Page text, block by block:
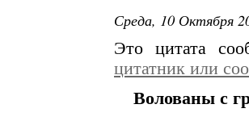
Среда, 10 Октября
Это цитата
цитатник или
Волованы с